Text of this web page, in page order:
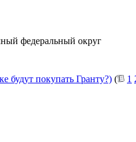
федеральный округ
будут покупать Гранту?) ( 1